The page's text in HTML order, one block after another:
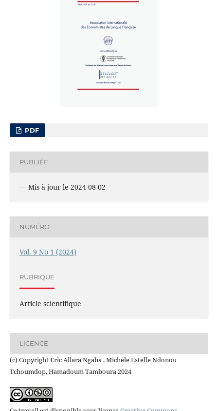
PDF
PUBLIÉE
— Mis à jour le 2024-08-02
NUMÉRO
Vol. 9 No 1 (2024)
RUBRIQUE
Article scientifique
LICENCE
(c) Copyright Eric Allara Ngaba , Michèle Estelle Ndonou
Tchoumdop, Hamadoum Tamboura 2024